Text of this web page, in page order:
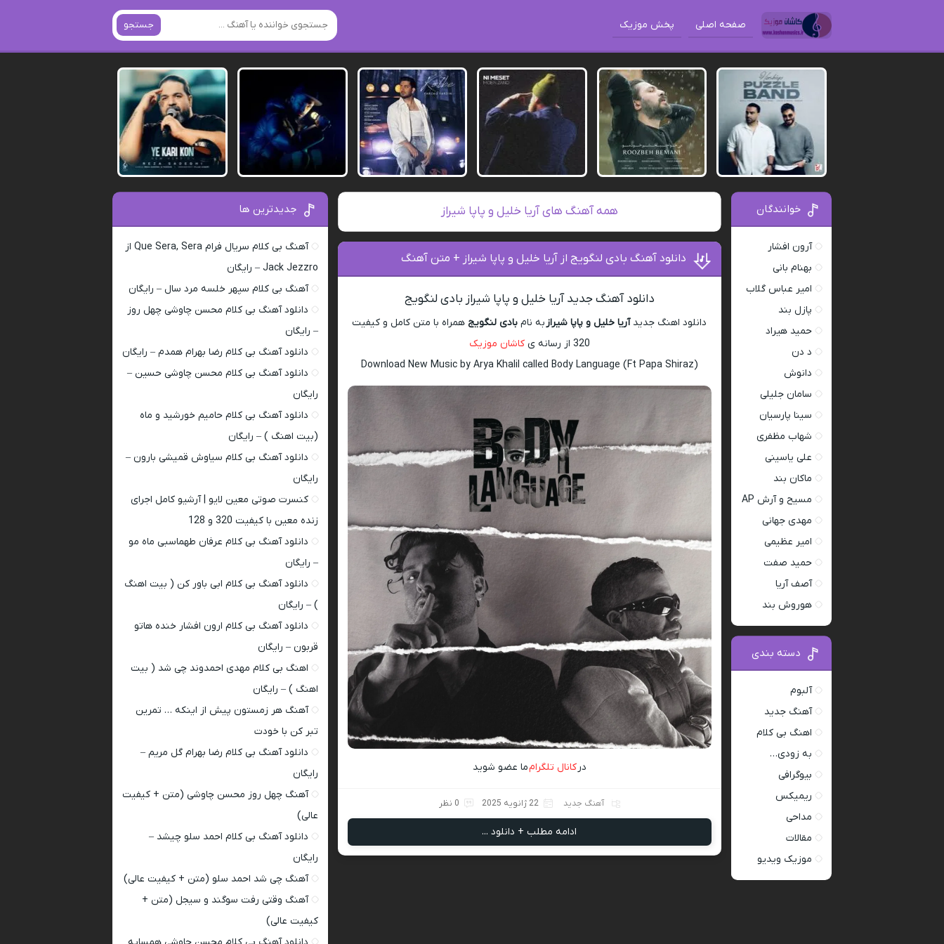
صفحه اصلی پخش موزیک جستجو
همه آهنگ های آریا خلیل و پاپا شیراز
دانلود آهنگ بادی لنگویج از آریا خلیل و پاپا شیراز + متن آهنگ
دانلود آهنگ جدید آریا خلیل و پاپا شیراز بادی لنگویج
دانلود اهنگ جدیدآریا خلیل و پاپا شیرازبه نام بادی لنگویج همراه با متن کامل و کیفیت
320 از رسانه ی
کاشان موزیک
Download New Music by Arya Khalil called Body Language (Ft Papa Shiraz)
درکانال تلگرامما عضو شوید
آهنگ جدید 22 ژانویه 2025 0 نظر
ادامه مطلب + دانلود ...
خوانندگان
آرون افشار
بهنام بانی
امیر عباس گلاب
پازل بند
حمید هیراد
د دن
دانوش
سامان جلیلی
سینا پارسیان
شهاب مظفری
علی یاسینی
ماکان بند
مسیح و آرش AP
مهدی جهانی
امیر عظیمی
حمید صفت
آصف آریا
هوروش بند
دسته بندی
آلبوم
آهنگ جدید
اهنگ بی کلام
به زودی…
بیوگرافی
ریمیکس
مداحی
مقالات
موزیک ویدیو
جدیدترین ها
آهنگ بی کلام سریال فرام Que Sera, Sera از
Jack Jezzro – رایگان
آهنگ بی کلام سپهر خلسه مرد سال – رایگان
دانلود آهنگ بی کلام محسن چاوشی چهل روز
– رایگان
دانلود آهنگ بی کلام رضا بهرام همدم – رایگان
دانلود آهنگ بی کلام محسن چاوشی حسین –
رایگان
دانلود آهنگ بی کلام حامیم خورشید و ماه
(بیت اهنگ ) – رایگان
دانلود آهنگ بی کلام سیاوش قمیشی بارون –
رایگان
کنسرت صوتی معین لایو | آرشیو کامل اجرای
زنده معین با کیفیت 320 و 128
دانلود آهنگ بی کلام عرفان طهماسبی ماه مو
– رایگان
دانلود آهنگ بی کلام ابی باور کن ( بیت اهنگ
) – رایگان
دانلود آهنگ بی کلام ارون افشار خنده هاتو
قربون – رایگان
اهنگ بی کلام مهدی احمدوند چی شد ( بیت
اهنگ ) – رایگان
آهنگ هر زمستون پیش از اینکه … تمرین
تبر کن با خودت
دانلود آهنگ بی کلام رضا بهرام گل مریم –
رایگان
آهنگ چهل روز محسن چاوشی (متن + کیفیت
عالی)
دانلود آهنگ بی کلام احمد سلو چیشد –
رایگان
آهنگ چی شد احمد سلو (متن + کیفیت عالی)
آهنگ وقتی رفت سوگند و سیجل (متن +
کیفیت عالی)